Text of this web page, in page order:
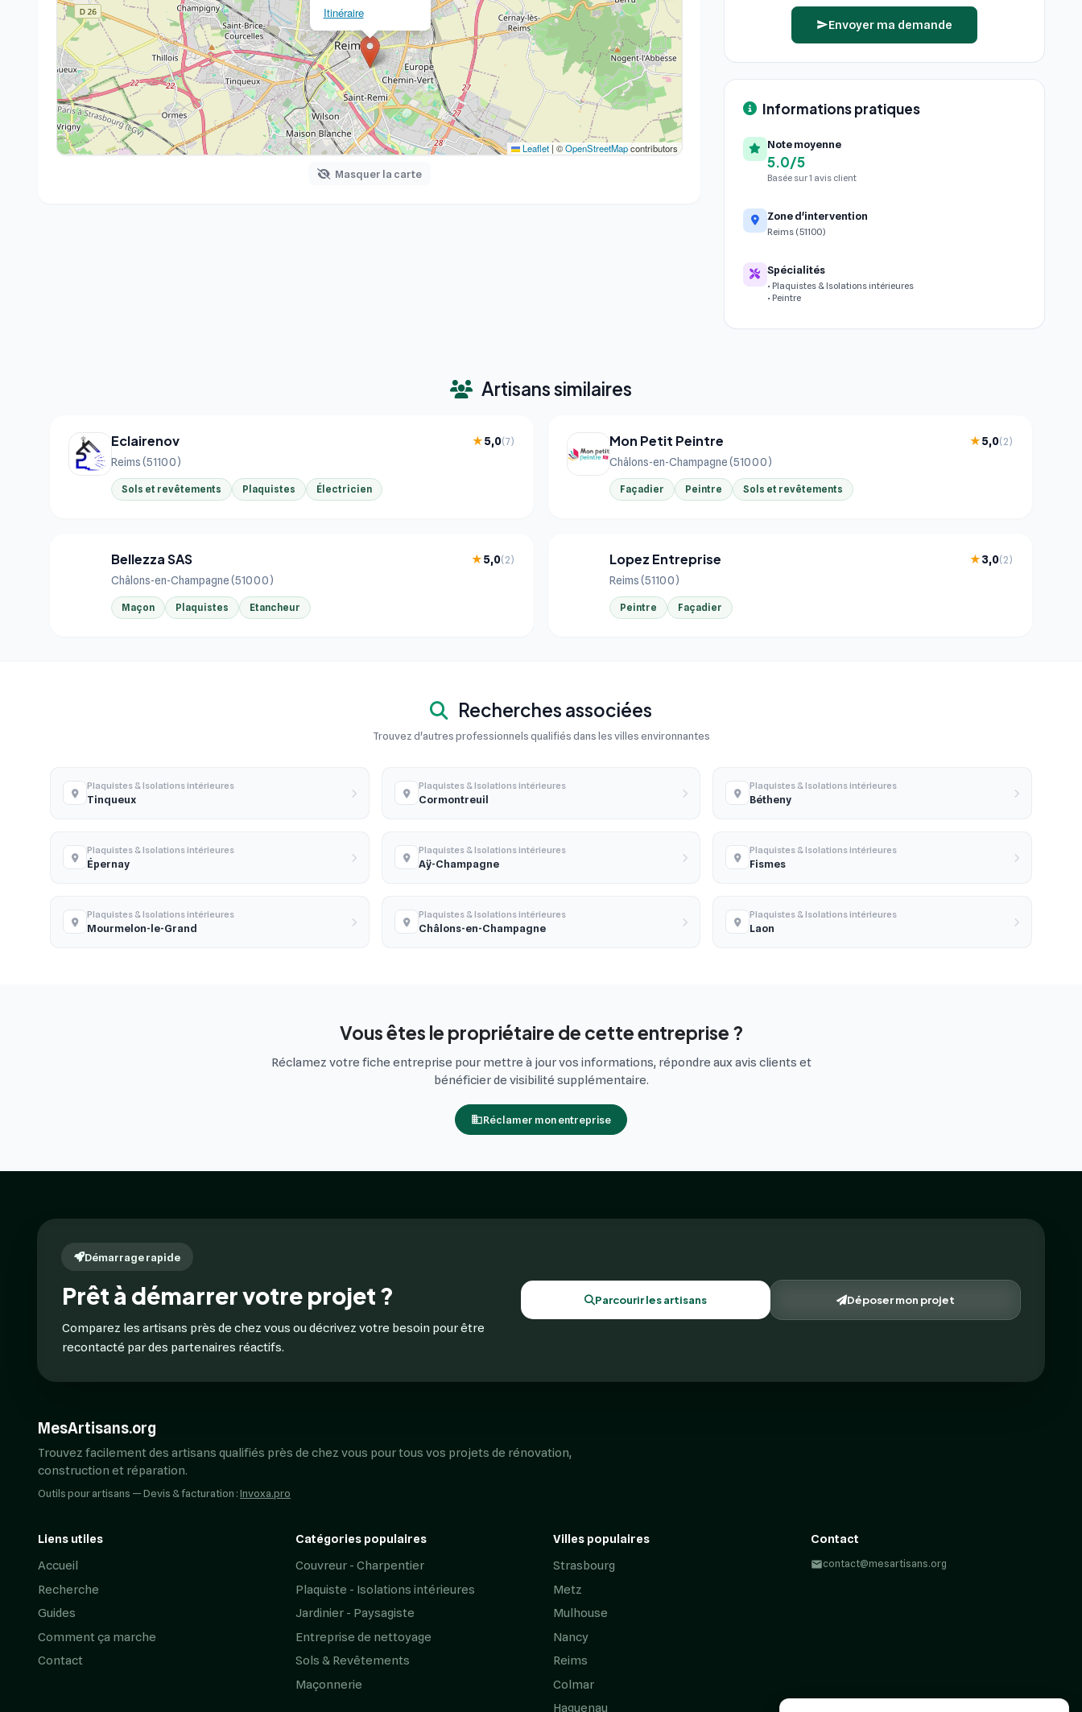
Itinéraire
Leaflet | ©OpenStreetMapcontributors
Masquer la carte
Envoyer ma demande
Informations pratiques
Note moyenne
5.0/5
Basée sur 1 avis client
Zone d'intervention
Reims (51100)
Spécialités
• Plaquistes & Isolations intérieures
• Peintre
Artisans similaires
Eclairenov ★5,0(7)
Reims (51100)
Sols et revêtements Plaquistes Électricien
Mon Petit Peintre ★5,0(2)
Châlons-en-Champagne (51000)
Façadier Peintre Sols et revêtements
Bellezza SAS ★5,0(2)
Châlons-en-Champagne (51000)
Maçon Plaquistes Etancheur
Lopez Entreprise ★3,0(2)
Reims (51100)
Peintre Façadier
Recherches associées
Trouvez d'autres professionnels qualifiés dans les villes environnantes
Plaquistes & Isolations intérieures
Tinqueux
Plaquistes & Isolations intérieures
Cormontreuil
Plaquistes & Isolations intérieures
Bétheny
Plaquistes & Isolations intérieures
Épernay
Plaquistes & Isolations intérieures
Aÿ-Champagne
Plaquistes & Isolations intérieures
Fismes
Plaquistes & Isolations intérieures
Mourmelon-le-Grand
Plaquistes & Isolations intérieures
Châlons-en-Champagne
Plaquistes & Isolations intérieures
Laon
Vous êtes le propriétaire de cette entreprise ?
Réclamez votre fiche entreprise pour mettre à jour vos informations, répondre aux avis clients et
bénéficier de visibilité supplémentaire.
Réclamer mon entreprise
Démarrage rapide
Prêt à démarrer votre projet ?
Comparez les artisans près de chez vous ou décrivez votre besoin pour être
recontacté par des partenaires réactifs.
Parcourir les artisans Déposer mon projet
MesArtisans.org
Trouvez facilement des artisans qualifiés près de chez vous pour tous vos projets de rénovation,
construction et réparation.
Outils pour artisans — Devis & facturation :Invoxa.pro
Liens utiles
Accueil
Recherche
Guides
Comment ça marche
Contact
Catégories populaires
Couvreur - Charpentier
Plaquiste - Isolations intérieures
Jardinier - Paysagiste
Entreprise de nettoyage
Sols & Revêtements
Maçonnerie
Villes populaires
Strasbourg
Metz
Mulhouse
Nancy
Reims
Colmar
Haguenau
Contact
contact@mesartisans.org